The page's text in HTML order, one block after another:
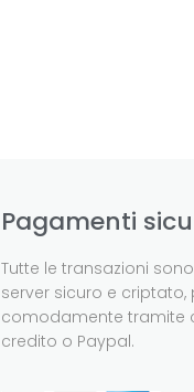
Pagamenti
Tutte le transazioni
server sicuro e
comodamente tramite
credito o Paypal.